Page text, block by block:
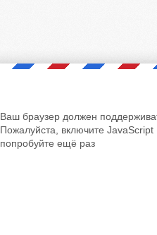
Ваш браузер должен
Пожалуйста, включите
попробуйте ещё раз